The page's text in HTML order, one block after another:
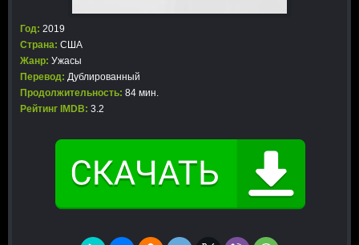
Год: 2019
Страна: США
Жанр: Ужасы
Перевод: Дублированный
Продолжительность: 84 мин.
Рейтинг IMDB: 3.2